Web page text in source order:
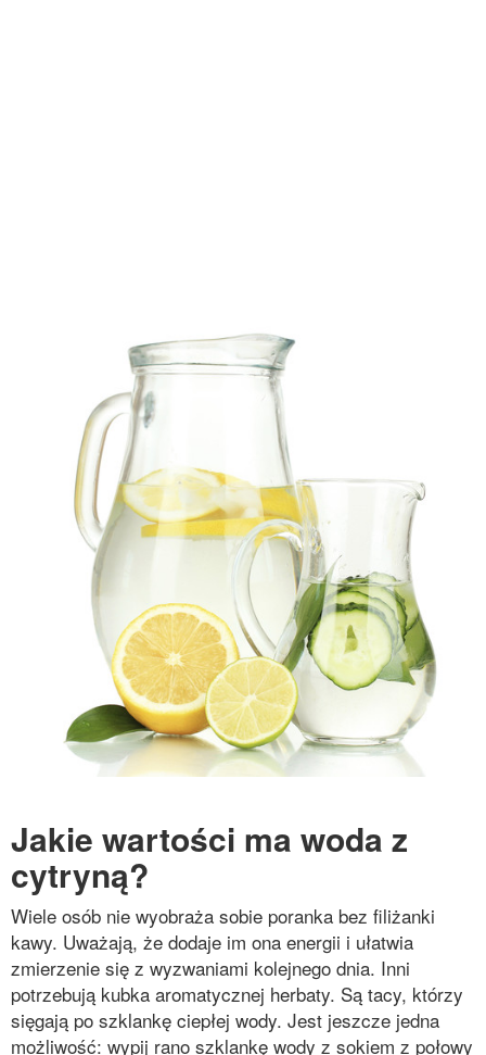
Jakie wartości ma woda z
cytryną?
Wiele osób nie wyobraża sobie poranka bez filiżanki
kawy. Uważają, że dodaje im ona energii i ułatwia
zmierzenie się z wyzwaniami kolejnego dnia. Inni
potrzebują kubka aromatycznej herbaty. Są tacy, którzy
sięgają po szklankę ciepłej wody. Jest jeszcze jedna
możliwość: wypij rano szklankę wody z sokiem z połowy